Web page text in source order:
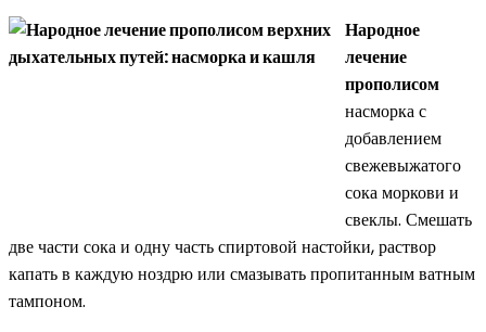
Народное
лечение
прополисом
насморка с
добавлением
свежевыжатого
сока моркови и
свеклы. Смешать
две части сока и одну часть спиртовой настойки, раствор
капать в каждую ноздрю или смазывать пропитанным ватным
тампоном.